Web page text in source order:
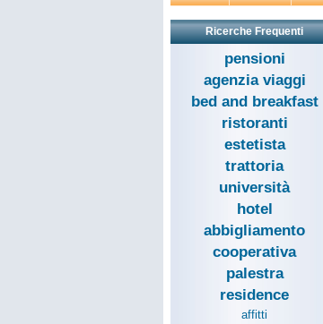
Ricerche Frequenti
pensioni
agenzia viaggi
bed and breakfast
ristoranti
estetista
trattoria
università
hotel
abbigliamento
cooperativa
palestra
residence
affitti